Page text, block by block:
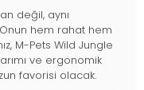
değil, aynı
Onun hem rahat hem
M-Pets Wild Jungle
ve ergonomik
favorisi olacak.